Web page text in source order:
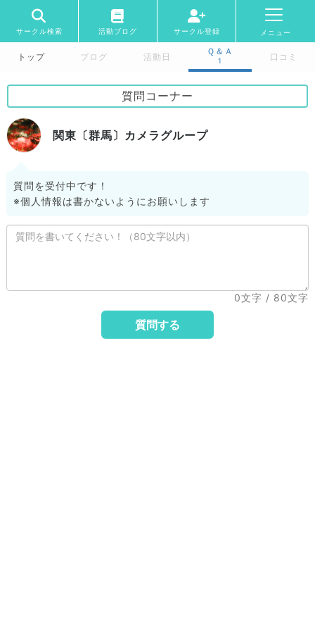
サークル検索 活動ブログ サークル登録 メニュー
トップ ブログ 活動日
Ｑ＆Ａ
1 口コミ
質問コーナー
関東〔群馬〕カメラグループ
質問を受付中です！
※個人情報は書かないようにお願いします
0文字 / 80文字